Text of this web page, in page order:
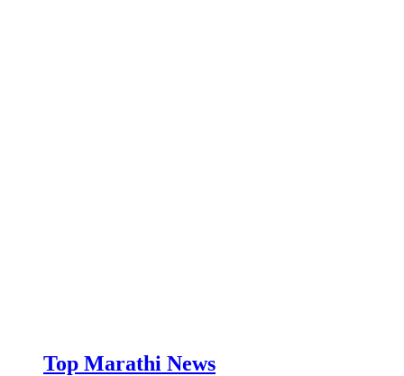
Top Marathi News